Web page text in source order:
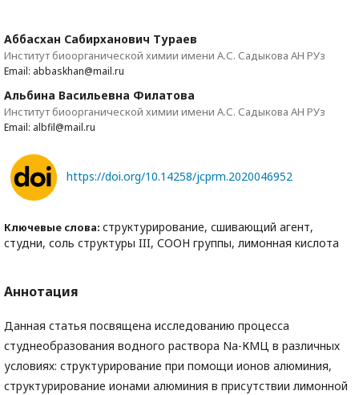
Аббасхан Сабирханович Тураев
Институт биоорганической химии имени А.С. Садыкова АН РУз
Email: abbaskhan@mail.ru
Альбина Васильевна Филатова
Институт биоорганической химии имени А.С. Садыкова АН РУз
Email: albfil@mail.ru
https://doi.org/10.14258/jcprm.2020046952
Ключевые слова: структурирование, сшивающий агент,
студни, соль структуры III, СООН группы, лимонная кислота
Аннотация
Данная статья посвящена исследованию процесса
студнеобразования водного раствора Na-КМЦ в различных
условиях: структурирование при помощи ионов алюминия,
структурирование ионами алюминия в присутствии лимонной